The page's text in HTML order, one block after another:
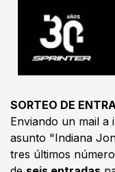
SORTEO DE
Enviando un mail a
asunto "Indiana
tres últimos